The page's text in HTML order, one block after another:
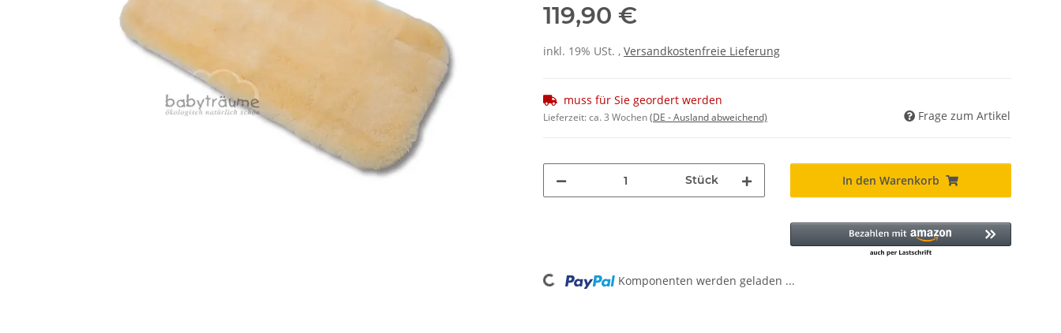
119,90 €
inkl. 19% USt. , Versandkostenfreie Lieferung
muss für Sie geordert werden
Lieferzeit:ca. 3 Wochen(DE - Ausland abweichend) Frage zum Artikel
Stück In den Warenkorb
Loading... Komponenten werden geladen ...